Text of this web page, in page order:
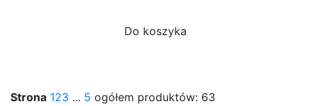
Do koszyka
Strona 123 ... 5 ogółem produktów: 63